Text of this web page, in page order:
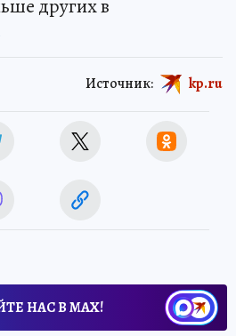
других в
Источник: kp.ru
НАС В МАХ!